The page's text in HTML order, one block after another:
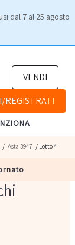
dal 7 al 25 agosto
VENDI
REGISTRATI
/ Asta 3947 / Lotto 4